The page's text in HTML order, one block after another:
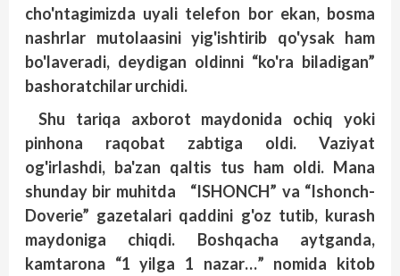
cho'ntagimizda uyali telefon bor ekan, bosma
nashrlar mutolaasini yig'ishtirib qo'ysak ham
bo'laveradi, deydigan oldinni “ko'ra biladigan”
bashoratchilar urchidi.
Shu tariqa axborot maydonida ochiq yoki
pinhona raqobat zabtiga oldi. Vaziyat
og'irlashdi, ba'zan qaltis tus ham oldi. Mana
shunday bir muhitda “ISHONCH” va “Ishonch-
Doverie” gazetalari qaddini g'oz tutib, kurash
maydoniga chiqdi. Boshqacha aytganda,
kamtarona “1 yilga 1 nazar…” nomida kitob